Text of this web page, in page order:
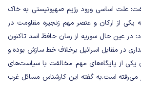
علت اساسی ورود رژیم صهیونیستی به خاک
یکی از ارکان و عنصر مهم زنجیره مقاومت در
در عین حال سوریه از زمان حافظ اسد تاکنون
در مقابل اسرائیل برخلاف خط سازش بوده و
یکی از پایگاه‌های مهم مخالفت با سیاست‌های
می‌رفته است.به گفته این کارشناس مسائل غرب